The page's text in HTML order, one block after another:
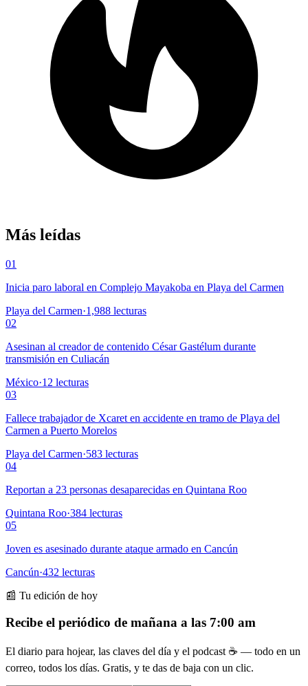
Más leídas
01
Inicia paro laboral en Complejo Mayakoba en Playa del Carmen
Playa del Carmen·1,988 lecturas
02
Asesinan al creador de contenido César Gastélum durante
transmisión en Culiacán
México·12 lecturas
03
Fallece trabajador de Xcaret en accidente en tramo de Playa del
Carmen a Puerto Morelos
Playa del Carmen·583 lecturas
04
Reportan a 23 personas desaparecidas en Quintana Roo
Quintana Roo·384 lecturas
05
Joven es asesinado durante ataque armado en Cancún
Cancún·432 lecturas
📰 Tu edición de hoy
Recibe el periódico de mañana a las 7:00 am
El diario para hojear, las claves del día y el podcast ☕ — todo en un
correo, todos los días. Gratis, y te das de baja con un clic.